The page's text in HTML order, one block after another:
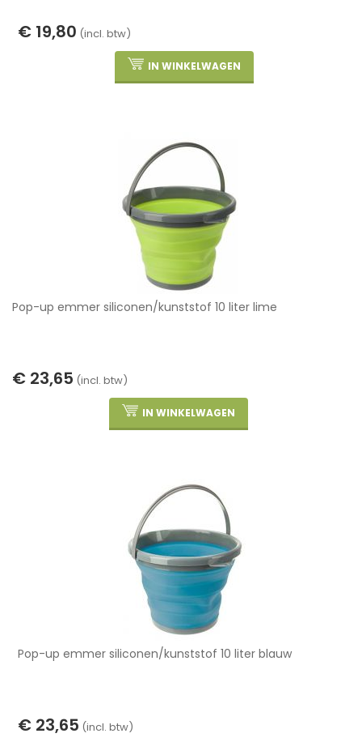
€ 19,80 (incl. btw)
IN WINKELWAGEN
Pop-up emmer siliconen/kunststof 10 liter lime
€ 23,65 (incl. btw)
IN WINKELWAGEN
Pop-up emmer siliconen/kunststof 10 liter blauw
€ 23,65 (incl. btw)